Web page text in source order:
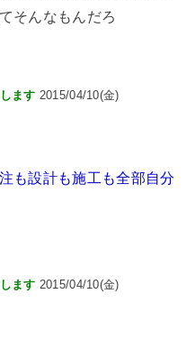
そんなもんだろ
ます 2015/04/10(金)
も設計も施工も全部自分
ます 2015/04/10(金)